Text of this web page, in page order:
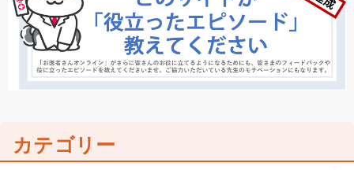
カテゴリー